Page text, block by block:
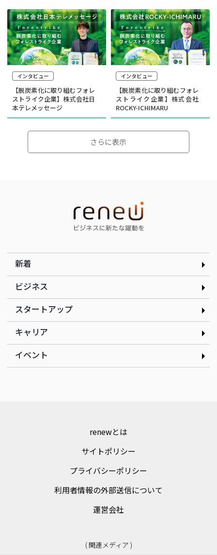
インタビュー
【脱炭素化に取り組むフォレ
ストライク企業】株式会社日
本テレメッセージ
インタビュー
【脱炭素化に取り組むフォレ
ストライク企業】株式会社
ROCKY-ICHIMARU
選んだのは就活ではなく学
生起業家の道｜合同会社ド
ルフィン 木下銀次郎さん
顧客の「なぜ」をテクノロ
ジーで可視化する｜
curioph株式会社玉木穣太
インタビュー
現場の改善アイデアを、AI
で資産に変える｜株式会社
ゲンテイ 元堤晴香さん
｜nancle 小林俊貴さん
さらに表示
新着
ビジネス
スタートアップ
キャリア
イベント
renewとは
サイトポリシー
プライバシーポリシー
利用者情報の外部送信について
運営会社
( 関連メディア )